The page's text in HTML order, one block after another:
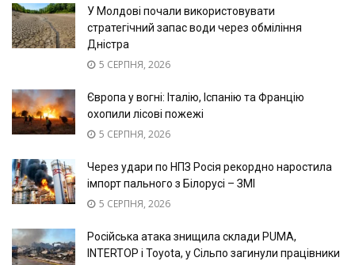
У Молдові почали використовувати
стратегічний запас води через обміління
Дністра
5 СЕРПНЯ, 2026
Європа у вогні: Італію, Іспанію та Францію
охопили лісові пожежі
5 СЕРПНЯ, 2026
Через удари по НПЗ Росія рекордно наростила
імпорт пального з Білорусі – ЗМІ
5 СЕРПНЯ, 2026
Російська атака знищила склади PUMA,
INTERTOP і Toyota, у Сільпо загинули працівники